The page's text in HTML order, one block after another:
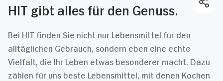
HIT gibt alles für den Genuss.
Bei HIT finden Sie nicht nur Lebensmittel für den
alltäglichen Gebrauch, sondern eben eine echte
Vielfalt, die Ihr Leben etwas besonderer macht. Dazu
zählen für uns beste Lebensmittel, mit denen Kochen